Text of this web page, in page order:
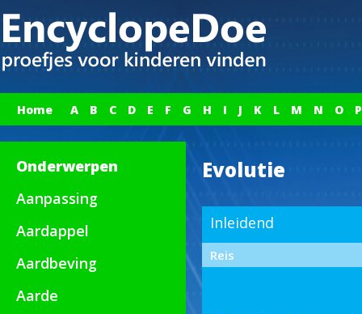
Home A B C D E F G H I J K L M N O P
Onderwerpen
Aanpassing
Aardappel
Aardbeving
Aarde
Evolutie
Inleidend
Reis